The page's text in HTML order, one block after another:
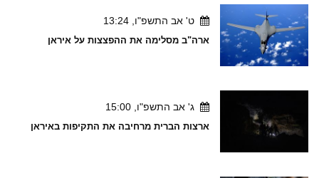
ט' אב התשפ"ו, 13:24
ארה"ב מסלימה את ההפצצות על איראן
ג' אב התשפ"ו, 15:00
ארצות הברית מרחיבה את התקיפות באיראן